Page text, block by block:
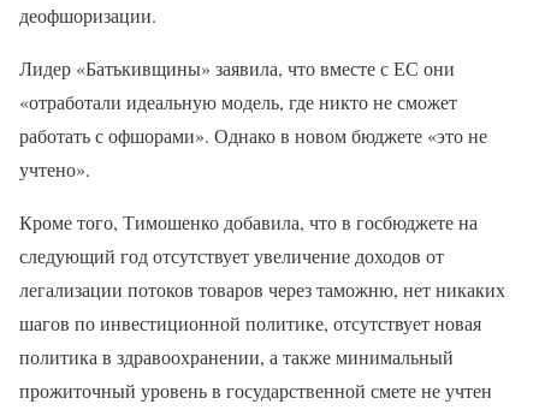
деофшоризации.
Лидер «Батькивщины» заявила, что вместе с ЕС они
«отработали идеальную модель, где никто не сможет
работать с офшорами». Однако в новом бюджете «это не
учтено».
Кроме того, Тимошенко добавила, что в госбюджете на
следующий год отсутствует увеличение доходов от
легализации потоков товаров через таможню, нет никаких
шагов по инвестиционной политике, отсутствует новая
политика в здравоохранении, а также минимальный
прожиточный уровень в государственной смете не учтен